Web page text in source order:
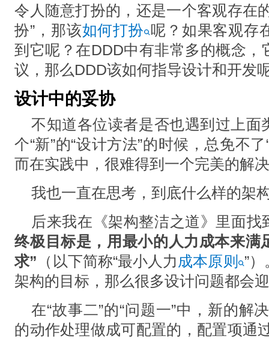
令⼈随意打扮的，还是⼀个客观存在
扮”，那该如何打扮 呢？如果客观存
到它呢？在DDD中有⾮常多的概念，
议，那么DDD该如何指导设计和开发
设计中的妥协
不知道各位读者是否也遇到过上⾯
个“新”的“设计⽅法”的时候，总免不
⽽在实践中，很难得到⼀个完美的解
我也⼀直在思考，到底什么样的架
后来我在《架构整洁之道》里面找
终极⽬标是，⽤最⼩的⼈⼒成本来满
求” （以下简称“最⼩⼈⼒成本原则 ”
架构的⽬标，那么很多设计问题都会
在“故事二”的“问题一”中，新的解
的动作处理做成可配置的，配置项通